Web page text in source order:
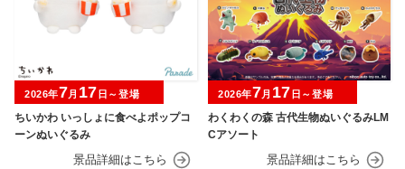
ちいかわ いっしょに食べよポップコ
ーンぬいぐるみ
2026年7月 17 日～登場
わくわくの森 古代生物ぬいぐるみLM
Cアソート
2026年7月 17 日～登場